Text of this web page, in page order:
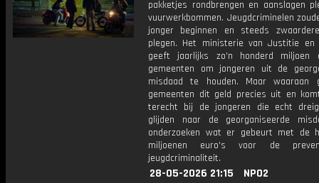
pakketjes rondbrengen en aanslagen
vuurwerkbommen. Jeugdcriminelen
jonger beginnen en steeds
plegen. Het ministerie van Justitie en
geeft jaarlijks zo'n honderd miljoen
gemeenten om jongeren uit de
misdaad te houden. Maar waaraan
gemeenten dit geld precies uit en
terecht bij de jongeren die echt
glijden naar de georganiseerde
onderzoeken wat er gebeurt met de
miljoenen euro's voor de
jeugdcriminaliteit.
28-05-2026 21:15
NPO2